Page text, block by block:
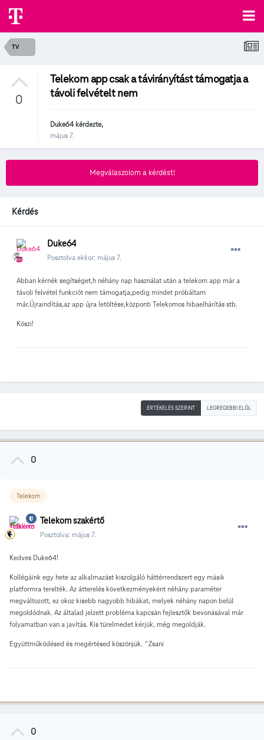
TV
0
Telekom app csak a távirányítást támogatja a
távoli felvételt nem
Duke64 kérdezte,
május 7.
Megválaszolom a kérdést!
Kérdés
Duke64
Posztolva ekkor: május 7.
Abban kérnék segítséget,h néhány nap használat után a telekom app már a
távoli felvétel funkciót nem támogatja,pedig mindet próbáltam
már.Újraindítás,az app újra letöltése,központi Telekomos hibaelhárítás stb.
Köszi!
ÉRTÉKELÉS SZERINT LEGRÉGEBBI ELÖL
0
Telekom
Telekom szakértő
Posztolva: május 7.
Kedves Duke64!
Kollégáink egy hete az alkalmazást kiszolgáló háttérrendszert egy másik
platformra terelték. Az átterelés következményeként néhány paraméter
megváltozott, ez okoz kisebb nagyobb hibákat, melyek néhány napon belül
megoldódnak. Az általad jelzett probléma kapcsán fejlesztők bevonásával már
folyamatban van a javítás. Kis türelmedet kérjük, még megoldják.
Együttműködésed és megértésed köszönjük. ^Zsani
0